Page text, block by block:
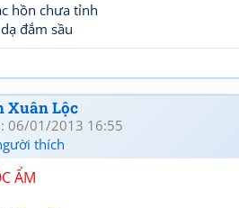
hồn chưa tỉnh
đắm sầu
Xuân Lộc
06/01/2013 16:55
thích
ẨM